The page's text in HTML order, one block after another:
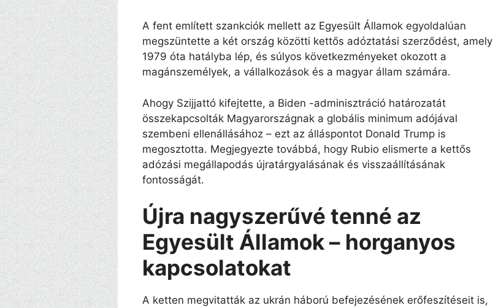
A fent említett szankciók mellett az Egyesült Államok egyoldalúan
megszüntette a két ország közötti kettős adóztatási szerződést, amely
1979 óta hatályba lép, és súlyos következményeket okozott a
magánszemélyek, a vállalkozások és a magyar állam számára.
Ahogy Szijjattó kifejtette, a Biden -adminisztráció határozatát
összekapcsolták Magyarországnak a globális minimum adójával
szembeni ellenállásához – ezt az álláspontot Donald Trump is
megosztotta. Megjegyezte továbbá, hogy Rubio elismerte a kettős
adózási megállapodás újratárgyalásának és visszaállításának
fontosságát.
Újra nagyszerűvé tenné az
Egyesült Államok – horganyos
kapcsolatokat
A ketten megvitatták az ukrán háború befejezésének erőfeszítéseit is,